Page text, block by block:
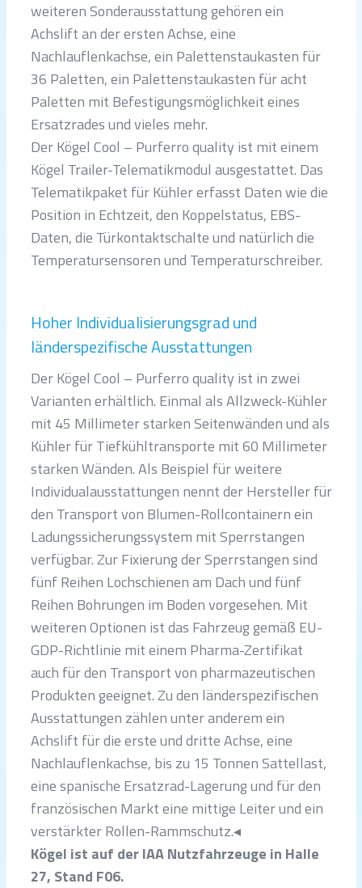
weiteren Sonderausstattung gehören ein
Achslift an der ersten Achse, eine
Nachlauflenkachse, ein Palettenstaukasten für
36 Paletten, ein Palettenstaukasten für acht
Paletten mit Befestigungsmöglichkeit eines
Ersatzrades und vieles mehr.
Der Kögel Cool – Purferro quality ist mit einem
Kögel Trailer-Telematikmodul ausgestattet. Das
Telematikpaket für Kühler erfasst Daten wie die
Position in Echtzeit, den Koppelstatus, EBS-
Daten, die Türkontaktschalte und natürlich die
Temperatursensoren und Temperaturschreiber.
Hoher Individualisierungsgrad und
länderspezifische Ausstattungen
Der Kögel Cool – Purferro quality ist in zwei
Varianten erhältlich. Einmal als Allzweck-Kühler
mit 45 Millimeter starken Seitenwänden und als
Kühler für Tiefkühltransporte mit 60 Millimeter
starken Wänden. Als Beispiel für weitere
Individualausstattungen nennt der Hersteller für
den Transport von Blumen-Rollcontainern ein
Ladungssicherungssystem mit Sperrstangen
verfügbar. Zur Fixierung der Sperrstangen sind
fünf Reihen Lochschienen am Dach und fünf
Reihen Bohrungen im Boden vorgesehen. Mit
weiteren Optionen ist das Fahrzeug gemäß EU-
GDP-Richtlinie mit einem Pharma-Zertifikat
auch für den Transport von pharmazeutischen
Produkten geeignet. Zu den länderspezifischen
Ausstattungen zählen unter anderem ein
Achslift für die erste und dritte Achse, eine
Nachlauflenkachse, bis zu 15 Tonnen Sattellast,
eine spanische Ersatzrad-Lagerung und für den
französischen Markt eine mittige Leiter und ein
verstärkter Rollen-Rammschutz.◂
Kögel ist auf der IAA Nutzfahrzeuge in Halle
27, Stand F06.